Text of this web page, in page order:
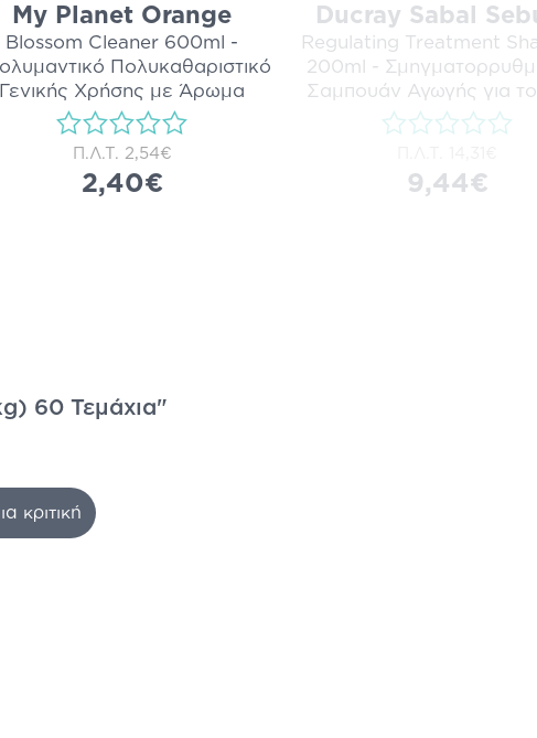
My Planet Orange
Blossom Cleaner 600ml -
Πολυκαθαριστικό
Γενικής Χρήσης με Άρωμα
Άνθους...
Π.Λ.Τ. 2,54€
2,40€
Ducray Sabal
Regulating Treatment
200ml -
Σαμπουάν Αγωγής για
9,44€
60 Τεμάχια"
κριτική